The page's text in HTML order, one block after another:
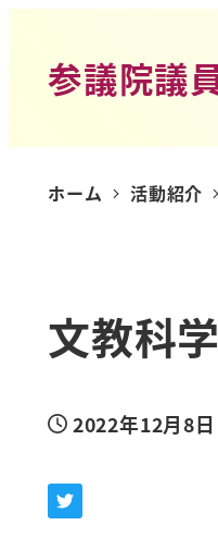
参議院議
ホーム 活動紹介
文教科
投稿日
2022年12月8日